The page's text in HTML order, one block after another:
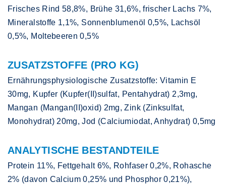
Frisches Rind 58,8%, Brühe 31,6%, frischer Lachs 7%,
Mineralstoffe 1,1%, Sonnenblumenöl 0,5%, Lachsöl
0,5%, Moltebeeren 0,5%
ZUSATZSTOFFE (PRO KG)
Ernährungsphysiologische Zusatzstoffe: Vitamin E
30mg, Kupfer (Kupfer(II)sulfat, Pentahydrat) 2,3mg,
Mangan (Mangan(II)oxid) 2mg, Zink (Zinksulfat,
Monohydrat) 20mg, Jod (Calciumiodat, Anhydrat) 0,5mg
ANALYTISCHE BESTANDTEILE
Protein 11%, Fettgehalt 6%, Rohfaser 0,2%, Rohasche
2% (davon Calcium 0,25% und Phosphor 0,21%),